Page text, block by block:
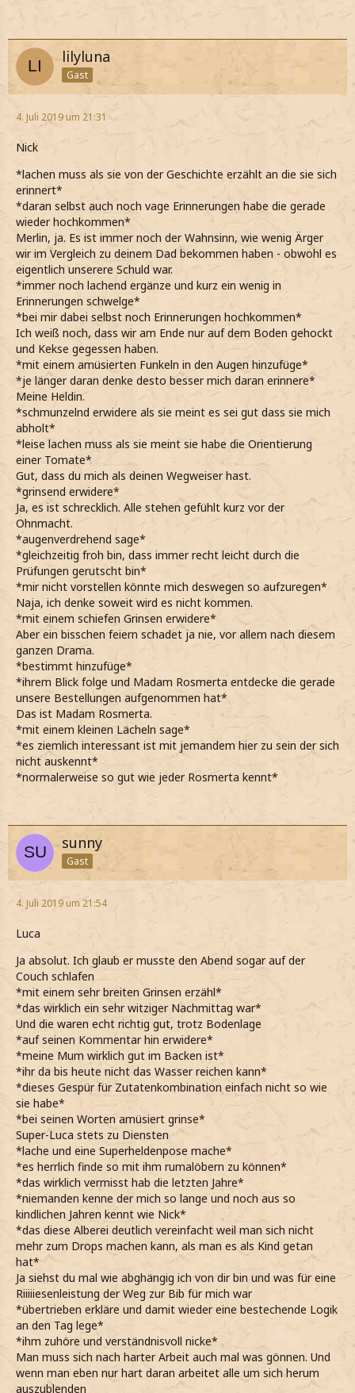
lilyluna
Gast
4. Juli 2019 um 21:31
Nick
*lachen muss als sie von der Geschichte erzählt an die sie sich
erinnert*
*daran selbst auch noch vage Erinnerungen habe die gerade
wieder hochkommen*
Merlin, ja. Es ist immer noch der Wahnsinn, wie wenig Ärger
wir im Vergleich zu deinem Dad bekommen haben - obwohl es
eigentlich unserere Schuld war.
*immer noch lachend ergänze und kurz ein wenig in
Erinnerungen schwelge*
*bei mir dabei selbst noch Erinnerungen hochkommen*
Ich weiß noch, dass wir am Ende nur auf dem Boden gehockt
und Kekse gegessen haben.
*mit einem amüsierten Funkeln in den Augen hinzufüge*
*je länger daran denke desto besser mich daran erinnere*
Meine Heldin.
*schmunzelnd erwidere als sie meint es sei gut dass sie mich
abholt*
*leise lachen muss als sie meint sie habe die Orientierung
einer Tomate*
Gut, dass du mich als deinen Wegweiser hast.
*grinsend erwidere*
Ja, es ist schrecklich. Alle stehen gefühlt kurz vor der
Ohnmacht.
*augenverdrehend sage*
*gleichzeitig froh bin, dass immer recht leicht durch die
Prüfungen gerutscht bin*
*mir nicht vorstellen könnte mich deswegen so aufzuregen*
Naja, ich denke soweit wird es nicht kommen.
*mit einem schiefen Grinsen erwidere*
Aber ein bisschen feiern schadet ja nie, vor allem nach diesem
ganzen Drama.
*bestimmt hinzufüge*
*ihrem Blick folge und Madam Rosmerta entdecke die gerade
unsere Bestellungen aufgenommen hat*
Das ist Madam Rosmerta.
*mit einem kleinen Lächeln sage*
*es ziemlich interessant ist mit jemandem hier zu sein der sich
nicht auskennt*
*normalerweise so gut wie jeder Rosmerta kennt*
sunny
Gast
4. Juli 2019 um 21:54
Luca
Ja absolut. Ich glaub er musste den Abend sogar auf der
Couch schlafen
*mit einem sehr breiten Grinsen erzähl*
*das wirklich ein sehr witziger Nachmittag war*
Und die waren echt richtig gut, trotz Bodenlage
*auf seinen Kommentar hin erwidere*
*meine Mum wirklich gut im Backen ist*
*ihr da bis heute nicht das Wasser reichen kann*
*dieses Gespür für Zutatenkombination einfach nicht so wie
sie habe*
*bei seinen Worten amüsiert grinse*
Super-Luca stets zu Diensten
*lache und eine Superheldenpose mache*
*es herrlich finde so mit ihm rumalöbern zu können*
*das wirklich vermisst hab die letzten Jahre*
*niemanden kenne der mich so lange und noch aus so
kindlichen Jahren kennt wie Nick*
*das diese Alberei deutlich vereinfacht weil man sich nicht
mehr zum Drops machen kann, als man es als Kind getan
hat*
Ja siehst du mal wie abghängig ich von dir bin und was für eine
Riiiiiesenleistung der Weg zur Bib für mich war
*übertrieben erkläre und damit wieder eine bestechende Logik
an den Tag lege*
*ihm zuhöre und verständnisvoll nicke*
Man muss sich nach harter Arbeit auch mal was gönnen. Und
wenn man eben nur hart daran arbeitet alle um sich herum
auszublenden